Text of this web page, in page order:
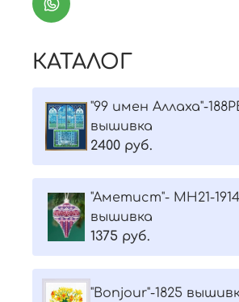
КАТАЛОГ
"99 имен Аллаха"-
вышивка
2400 руб.
"Aметист"- МH21-1914
вышивка
1375 руб.
"Bonjour"-1825